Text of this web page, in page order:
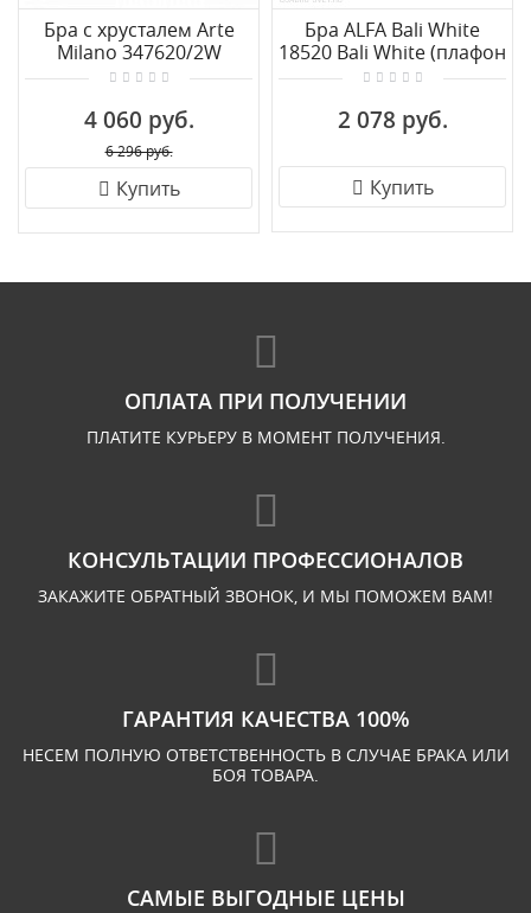
Бра с хрусталем Arte
Milano 347620/2W
WT+SL
4 060 руб.
6 296 руб.
Купить
Бра ALFA Bali White
18520 Bali White (плафон
83059 - 1 шт.)
2 078 руб.
Купить
ОПЛАТА ПРИ ПОЛУЧЕНИИ
ПЛАТИТЕ КУРЬЕРУ В МОМЕНТ ПОЛУЧЕНИЯ.
КОНСУЛЬТАЦИИ ПРОФЕССИОНАЛОВ
ЗАКАЖИТЕ ОБРАТНЫЙ ЗВОНОК, И МЫ ПОМОЖЕМ ВАМ!
ГАРАНТИЯ КАЧЕСТВА 100%
НЕСЕМ ПОЛНУЮ ОТВЕТСТВЕННОСТЬ В СЛУЧАЕ БРАКА ИЛИ
БОЯ ТОВАРА.
САМЫЕ ВЫГОДНЫЕ ЦЕНЫ